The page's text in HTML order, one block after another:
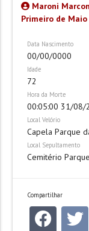
Maroni
Primeiro de Maio
Data Nascimento
00/00/0000
Idade
72
Hora da Morte
00:05:00 31/08/
Local Velório
Capela Parque
Local Sepultamento
Cemitério
Compartilhar